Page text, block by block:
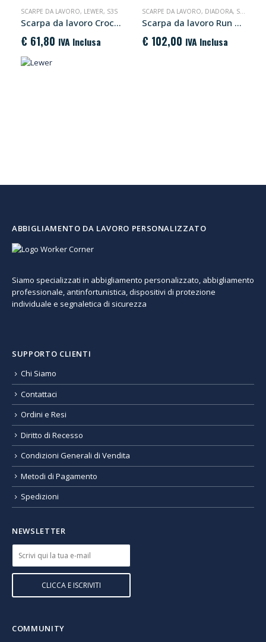
SCARPE DA LAVORO, LEWER, S3S
Scarpa da lavoro Croce Rossa S3 Lewer
€ 61,80 IVA Inclusa
SCARPE DA LAVORO, DIADORA, S3S
Scarpa da lavoro Run Net Airbox Low S3 Diadora Utility
€ 102,00 IVA Inclusa
ABBIGLIAMENTO DA LAVORO PERSONALIZZATO
Siamo specializzati in abbigliamento personalizzato, abbigliamento
professionale, antinfortunistica, dispositivi di protezione
individuale e segnaletica di sicurezza
SUPPORTO CLIENTI
Chi Siamo
Contattaci
Ordini e Resi
Diritto di Recesso
Condizioni Generali di Vendita
Metodi di Pagamento
Spedizioni
NEWSLETTER
COMMUNITY